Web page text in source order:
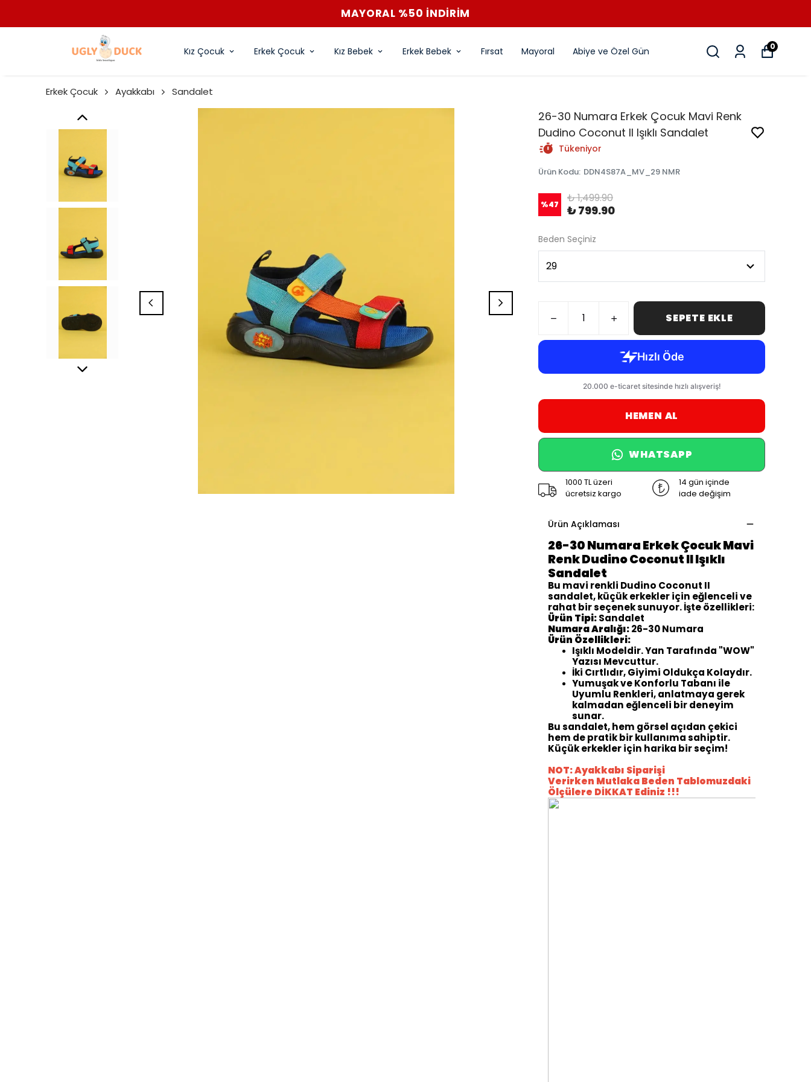
İGOR %25 İNDİRİM
Kız Çocuk Erkek Çocuk Kız Bebek Erkek Bebek Fırsat Mayoral Abiye ve Özel Gün 0
Erkek Çocuk Ayakkabı Sandalet
26-30 Numara Erkek Çocuk Mavi Renk
Dudino Coconut II Işıklı Sandalet
Tükeniyor
Ürün Kodu: DDN4S87A_MV_29 NMR
%47 ₺ 1,499.90
₺ 799.90
Beden Seçiniz
SEPETE EKLE
HEMEN AL
WHATSAPP
1000 TL üzeri
ücretsiz kargo
14 gün içinde
iade değişim
Ürün Açıklaması
26-30 Numara Erkek Çocuk Mavi
Renk Dudino Coconut II Işıklı
Sandalet
Bu mavi renkli Dudino Coconut II
sandalet, küçük erkekler için eğlenceli ve
rahat bir seçenek sunuyor. İşte özellikleri:
Ürün Tipi:Sandalet
Numara Aralığı:26-30 Numara
Ürün Özellikleri:
Işıklı Modeldir. Yan Tarafında "WOW"
Yazısı Mevcuttur.
İki Cırtlıdır, Giyimi Oldukça Kolaydır.
Yumuşak ve Konforlu Tabanı ile
Uyumlu Renkleri, anlatmaya gerek
kalmadan eğlenceli bir deneyim
sunar.
Bu sandalet, hem görsel açıdan çekici
hem de pratik bir kullanıma sahiptir.
Küçük erkekler için harika bir seçim!
NOT: Ayakkabı Siparişi
Verirken Mutlaka Beden Tablomuzdaki
Ölçülere DİKKAT Ediniz !!!